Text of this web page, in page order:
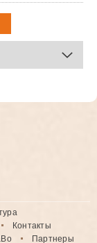
Контакты
Партнеры